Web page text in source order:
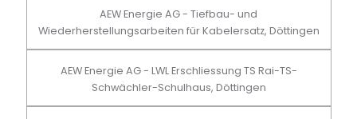
AEW Energie AG - Tiefbau- und
Wiederherstellungsarbeiten für Kabelersatz, Döttingen
AEW Energie AG - LWL Erschliessung TS Rai-TS-
Schwächler-Schulhaus, Döttingen